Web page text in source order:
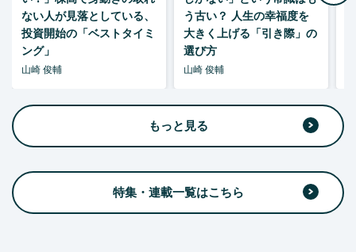
ない人が見落としている、
投資開始の「ベストタイミ
ング」
山崎 俊輔
う古い？ 人生の幸福度を
大きく上げる「引き際」の
選び方
山崎 俊輔
もっと見る
特集・連載一覧はこちら